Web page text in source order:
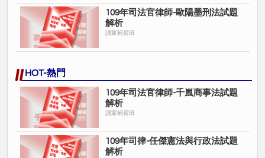
109年司法官律師-歐陽墨刑法試題
解析
讀家補習班
HOT-熱門
109年司法官律師-千嵐商事法試題
解析
讀家補習班
109年司律-任傑憲法與行政法試題
解析